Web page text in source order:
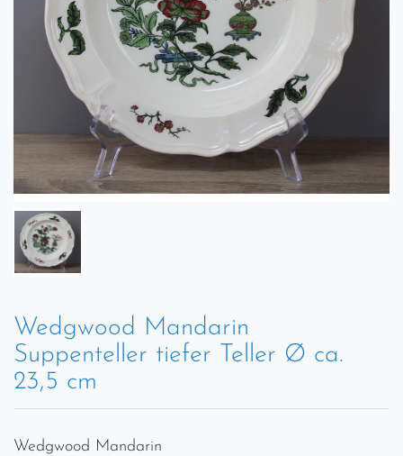
Wedgwood Mandarin
Suppenteller tiefer Teller Ø ca.
23,5 cm
Wedgwood Mandarin